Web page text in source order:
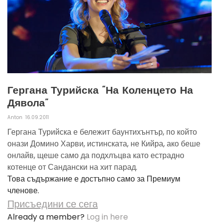
Гергана Турийска “на Коленцето На
Дявола”
Anton 16.09.2011
Гергана Турийска е бележит баунтихънтър, по който
онази Домино Харви, истинската, не Кийра, ако беше
онлайв, щеше само да подхлъцва като естрадно
котенце от Сандански на хит парад.
Това съдържание е достъпно само за Премиум
членове.
Присъедини се сега
Already a member? Log in here